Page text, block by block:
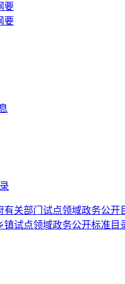
要
要
有关部门试点领域政务公开
镇试点领域政务公开标准目